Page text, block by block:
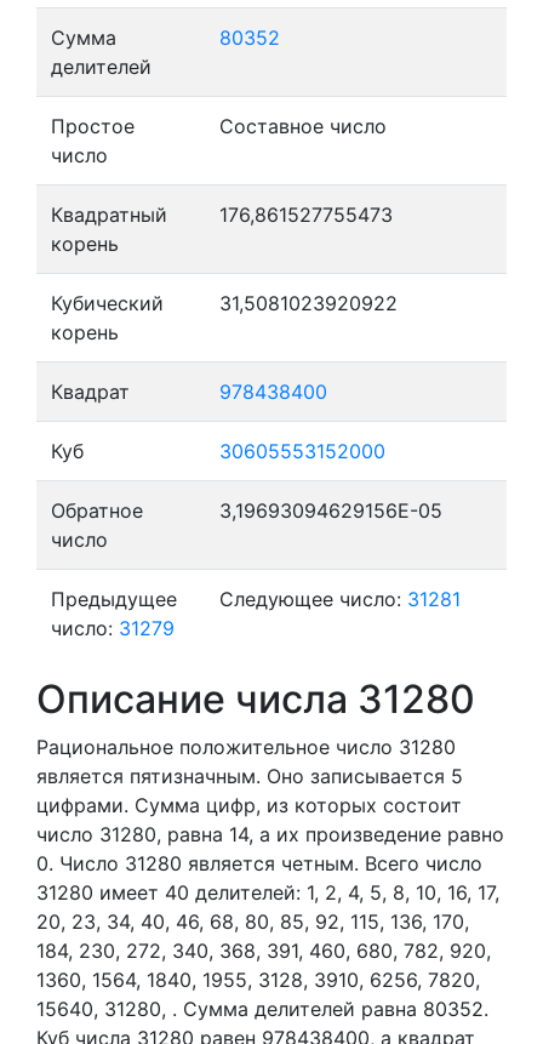
Сумма
делителей
80352
Простое
число
Составное число
Квадратный
корень
176,861527755473
Кубический
корень
31,5081023920922
Квадрат 978438400
Куб 30605553152000
Обратное
число
3,19693094629156E-05
Предыдущее
число: 31279
Следующее число: 31281
Описание числа 31280
Рациональное положительное число 31280
является пятизначным. Оно записывается 5
цифрами. Сумма цифр, из которых состоит
число 31280, равна 14, а их произведение равно
0. Число 31280 является четным. Всего число
31280 имеет 40 делителей: 1, 2, 4, 5, 8, 10, 16, 17,
20, 23, 34, 40, 46, 68, 80, 85, 92, 115, 136, 170,
184, 230, 272, 340, 368, 391, 460, 680, 782, 920,
1360, 1564, 1840, 1955, 3128, 3910, 6256, 7820,
15640, 31280, . Сумма делителей равна 80352.
Куб числа 31280 равен 978438400, а квадрат